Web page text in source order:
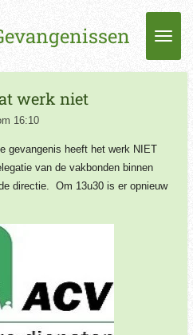
werk niet
16:10
gevangenis heeft het werk NIET
van de vakbonden binnen
directie. Om 13u30 is er opnieuw